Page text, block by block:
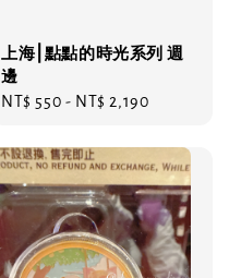
上海⎮點點的時光系列 週
邊
Regular
NT$ 550 - NT$ 2,190